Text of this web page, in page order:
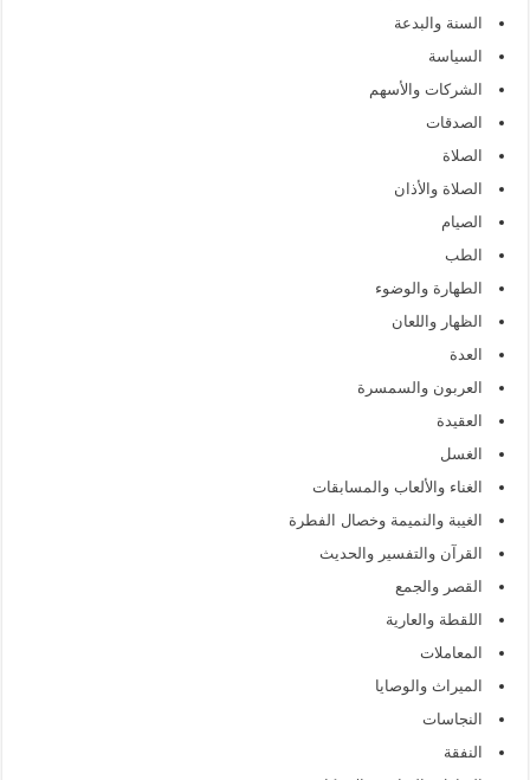
السنة والبدعة
السياسة
الشركات والأسهم
الصدقات
الصلاة
الصلاة والأذان
الصيام
الطب
الطهارة والوضوء
الظهار واللعان
العدة
العربون والسمسرة
العقيدة
الغسل
الغناء والألعاب والمسابقات
الغيبة والنميمة وخصال الفطرة
القرآن والتفسير والحديث
القصر والجمع
اللقطة والعارية
المعاملات
الميراث والوصايا
النجاسات
النفقة